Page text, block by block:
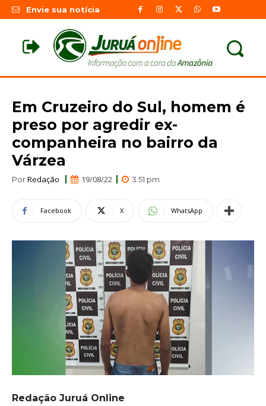
Envie sua notícia
Em Cruzeiro do Sul, homem é
preso por agredir ex-
companheira no bairro da
Várzea
PorRedação 19/08/22 3:51 pm
Facebook X WhatsApp
Redação Juruá Online